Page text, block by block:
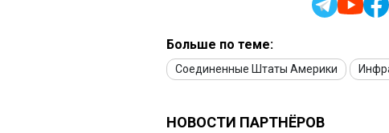
Больше по теме:
Соединенные Штаты Америки